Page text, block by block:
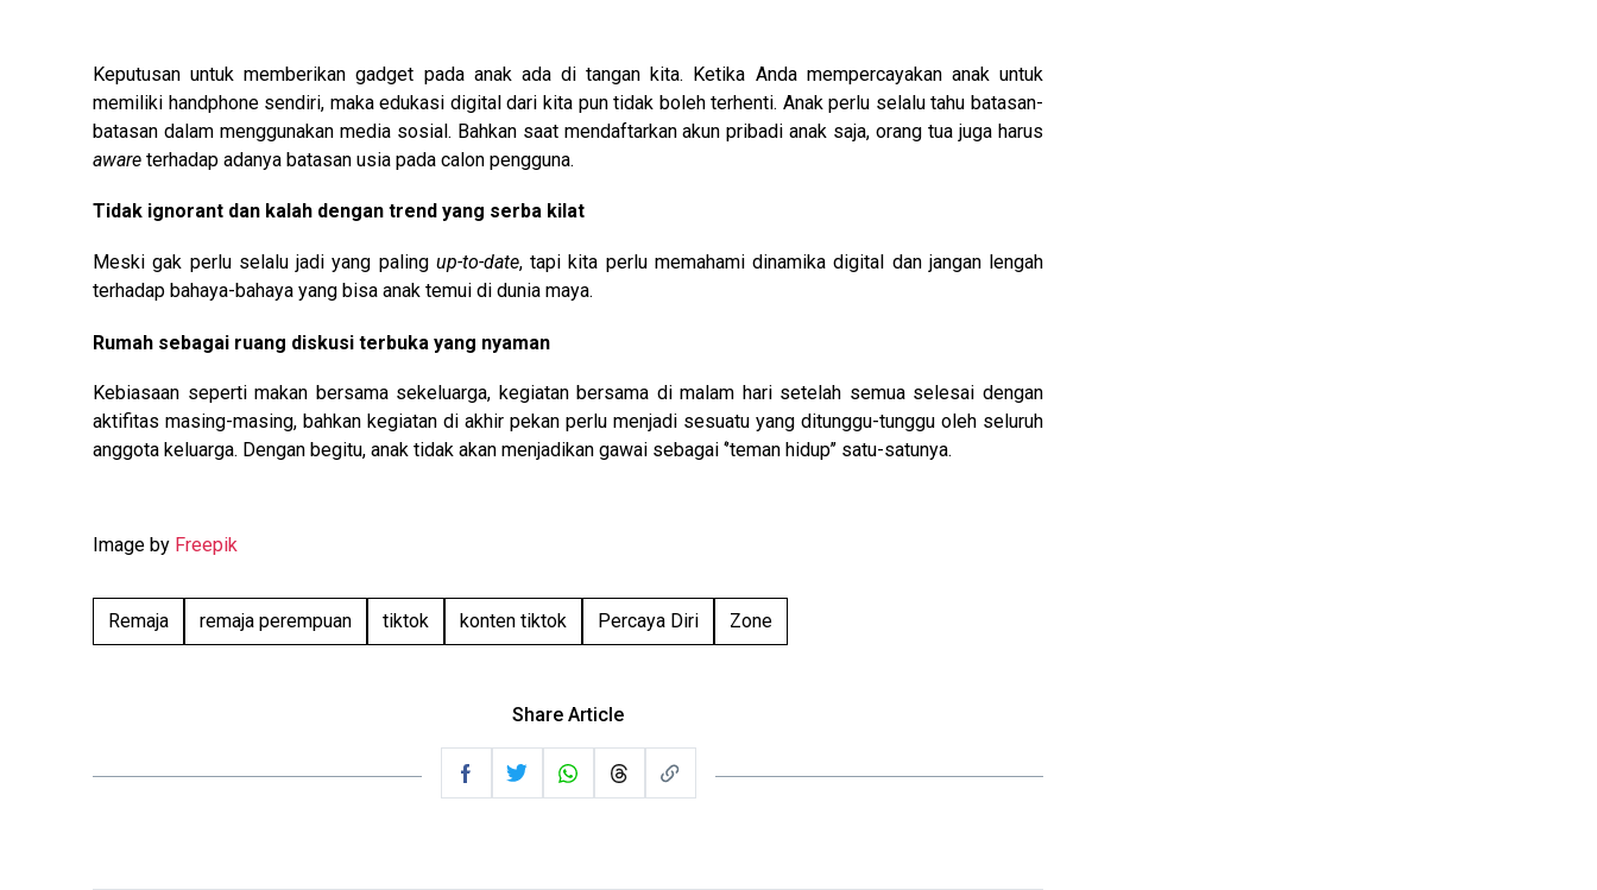
Keputusan untuk memberikan gadget pada anak ada di tangan kita. Ketika Anda mempercayakan anak untuk
memiliki handphone sendiri, maka edukasi digital dari kita pun tidak boleh terhenti. Anak perlu selalu tahu batasan-
batasan dalam menggunakan media sosial. Bahkan saat mendaftarkan akun pribadi anak saja, orang tua juga harus
aware terhadap adanya batasan usia pada calon pengguna.
Tidak ignorant dan kalah dengan trend yang serba kilat
Meski gak perlu selalu jadi yang paling up-to-date, tapi kita perlu memahami dinamika digital dan jangan lengah
terhadap bahaya-bahaya yang bisa anak temui di dunia maya.
Rumah sebagai ruang diskusi terbuka yang nyaman
Kebiasaan seperti makan bersama sekeluarga, kegiatan bersama di malam hari setelah semua selesai dengan
aktifitas masing-masing, bahkan kegiatan di akhir pekan perlu menjadi sesuatu yang ditunggu-tunggu oleh seluruh
anggota keluarga. Dengan begitu, anak tidak akan menjadikan gawai sebagai ‘’teman hidup’’ satu-satunya.
Image by Freepik
Remaja remaja perempuan tiktok konten tiktok Percaya Diri Zone
Share Article